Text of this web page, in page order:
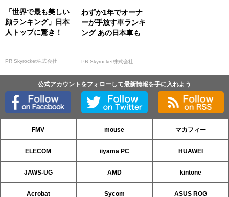
「世界で最も美しい
顔ランキング」日本
人トップに驚き！
PR Skyrocket株式会社
わずか1年でオーナ
ーが手放す車ランキ
ング あの日本車も
PR Skyrocket株式会社
公式アカウントをフォローして最新情報を手に入れよう
FMV mouse マカフィー
ELECOM iiyama PC HUAWEI
JAWS-UG AMD kintone
Acrobat Sycom ASUS ROG